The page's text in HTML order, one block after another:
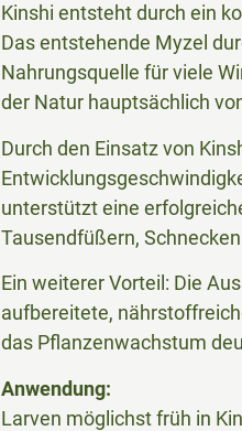
Kinshi entsteht durch ein
Das entstehende Myzel
Nahrungsquelle für viele
der Natur hauptsächlich
Durch den Einsatz von
unterstützt eine
Tausendfüßern,
Ein weiterer Vorteil: Die
aufbereitete,
das Pflanzenwachstum
Anwendung:
Larven möglichst früh in